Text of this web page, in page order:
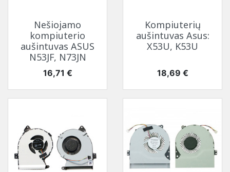
Nešiojamo
kompiuterio
aušintuvas ASUS
N53JF, N73JN
Kaina
16,71 €
Kompiuterių
aušintuvas Asus:
X53U, K53U
Kaina
18,69 €